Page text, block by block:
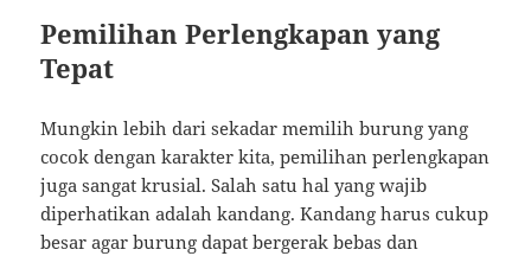
Pemilihan Perlengkapan yang
Tepat
Mungkin lebih dari sekadar memilih burung yang
cocok dengan karakter kita, pemilihan perlengkapan
juga sangat krusial. Salah satu hal yang wajib
diperhatikan adalah kandang. Kandang harus cukup
besar agar burung dapat bergerak bebas dan